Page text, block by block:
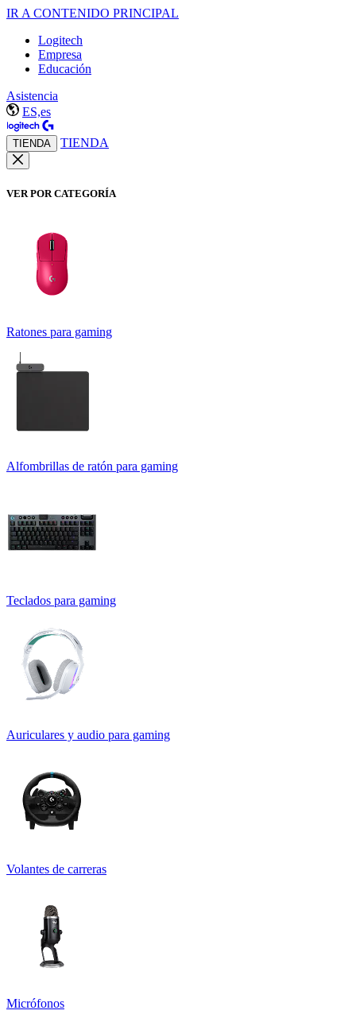
IR A CONTENIDO PRINCIPAL
Logitech
Empresa
Educación
Asistencia
ES,es
TIENDA TIENDA
VER POR CATEGORÍA
Ratones para gaming
Alfombrillas de ratón para gaming
Teclados para gaming
Auriculares y audio para gaming
Volantes de carreras
Micrófonos